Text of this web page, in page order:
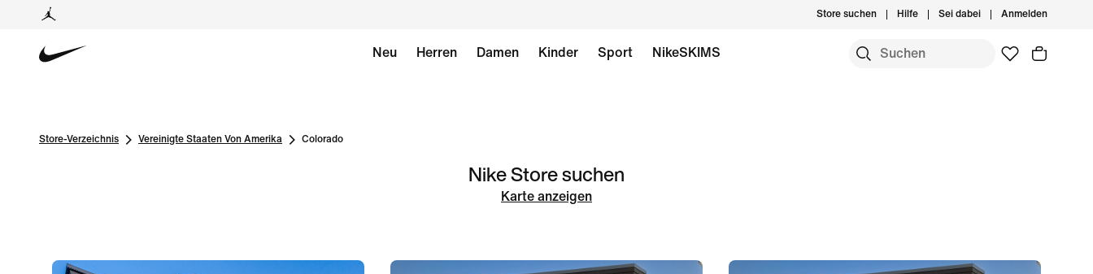
Store suchen Hilfe Sei dabei Anmelden
Neu Herren Damen Kinder Sport NikeSKIMS
Store-Verzeichnis Vereinigte Staaten Von Amerika Colorado
Nike Store suchen
Karte anzeigen